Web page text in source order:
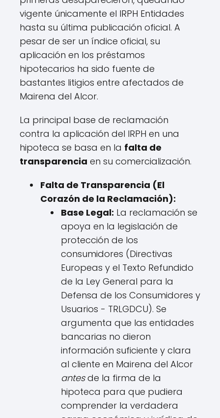
vigente únicamente el IRPH Entidades
hasta su última publicación oficial. A
pesar de ser un índice oficial, su
aplicación en los préstamos
hipotecarios ha sido fuente de
bastantes litigios entre afectados de
Mairena del Alcor.
La principal base de reclamación
contra la aplicación del IRPH en una
hipoteca se basa en la falta de
transparencia en su comercialización.
Falta de Transparencia (El
Corazón de la Reclamación):
Base Legal: La reclamación se
apoya en la legislación de
protección de los
consumidores (Directivas
Europeas y el Texto Refundido
de la Ley General para la
Defensa de los Consumidores y
Usuarios - TRLGDCU). Se
argumenta que las entidades
bancarias no dieron
información suficiente y clara
al cliente en Mairena del Alcor
antesde la firma de la
hipoteca para que pudiera
comprender la verdadera